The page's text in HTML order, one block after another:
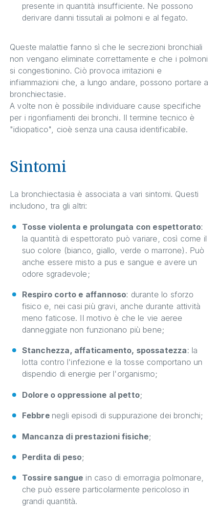
presente in quantità insufficiente. Ne possono
derivare danni tissutali ai polmoni e al fegato.
Queste malattie fanno sì che le secrezioni bronchiali
non vengano eliminate correttamente e che i polmoni
si congestionino. Ciò provoca irritazioni e
infiammazioni che, a lungo andare, possono portare a
bronchiectasie.
A volte non è possibile individuare cause specifiche
per i rigonfiamenti dei bronchi. Il termine tecnico è
"idiopatico", cioè senza una causa identificabile.
Sintomi
La bronchiectasia è associata a vari sintomi. Questi
includono, tra gli altri:
Tosse violenta e prolungata con espettorato:
la quantità di espettorato può variare, così come il
suo colore (bianco, giallo, verde o marrone). Può
anche essere misto a pus e sangue e avere un
odore sgradevole;
Respiro corto e affannoso: durante lo sforzo
fisico e, nei casi più gravi, anche durante attività
meno faticose. Il motivo è che le vie aeree
danneggiate non funzionano più bene;
Stanchezza, affaticamento, spossatezza: la
lotta contro l'infezione e la tosse comportano un
dispendio di energie per l'organismo;
Dolore o oppressione al petto;
Febbre negli episodi di suppurazione dei bronchi;
Mancanza di prestazioni fisiche;
Perdita di peso;
Tossire sangue in caso di emorragia polmonare,
che può essere particolarmente pericoloso in
grandi quantità.